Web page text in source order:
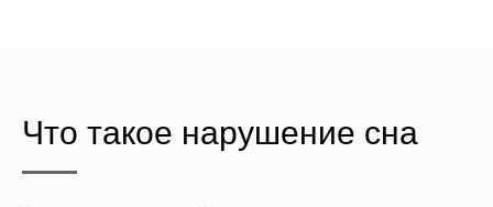
Что такое нарушение сна